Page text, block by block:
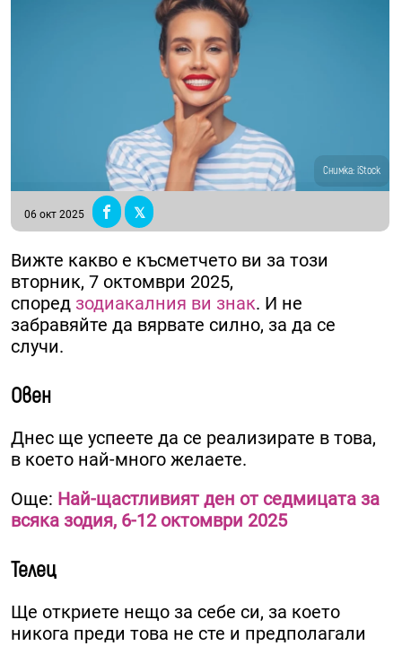
Снимка: iStock
06 окт 2025
Вижте какво е късметчето ви за този
вторник, 7 октомври 2025,
според зодиакалния ви знак. И не
забравяйте да вярвате силно, за да се
случи.
Овен
Днес ще успеете да се реализирате в това,
в което най-много желаете.
Още: Най-щастливият ден от седмицата за
всяка зодия, 6-12 октомври 2025
Телец
Ще откриете нещо за себе си, за което
никога преди това не сте и предполагали